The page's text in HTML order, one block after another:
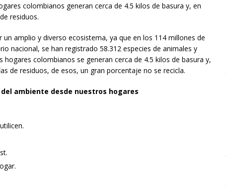
colombianos generan cerca de 4.5 kilos de basura y, en
residuos.
amplio y diverso ecosistema, ya que en los 114 millones de
nacional, se han registrado 58.312 especies de animales y
colombianos se generan cerca de 4.5 kilos de basura y,
de residuos, de esos, un gran porcentaje no se recicla.
ambiente desde nuestros hogares